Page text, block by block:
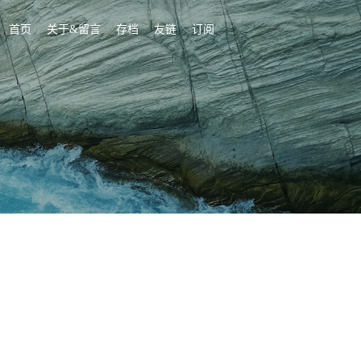
首页 关于&留言 存档 友链 订阅